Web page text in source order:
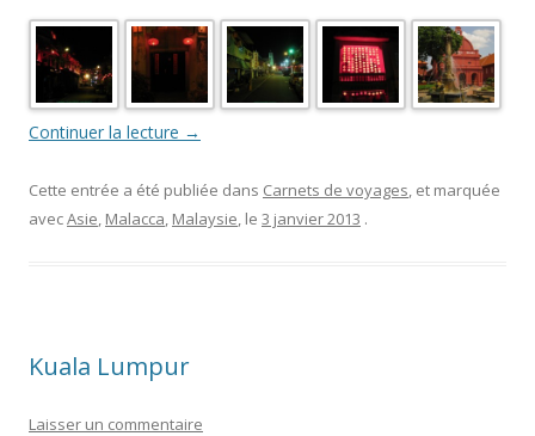
Continuer la lecture →
Cette entrée a été publiée dans Carnets de voyages, et marquée
avecAsie, Malacca, Malaysie, le 3 janvier 2013 .
Kuala Lumpur
Laisser un commentaire